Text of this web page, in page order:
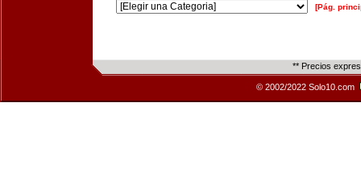
[Pág.
** Precios
© 2002/2022 Solo10.com